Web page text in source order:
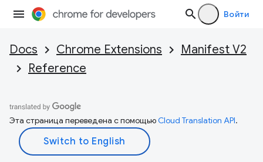
Войти
Docs Chrome Extensions
Manifest V2
Reference
Эта страница переведена с помощьюCloud Translation API.